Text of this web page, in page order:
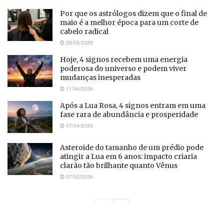
Por que os astrólogos dizem que o final de
maio é a melhor época para um corte de
cabelo radical
26/05/2026
Hoje, 4 signos recebem uma energia
poderosa do universo e podem viver
mudanças inesperadas
11/04/2026
Após a Lua Rosa, 4 signos entram em uma
fase rara de abundância e prosperidade
07/04/2026
Asteroide do tamanho de um prédio pode
atingir a Lua em 6 anos: impacto criaria
clarão tão brilhante quanto Vênus
07/02/2026